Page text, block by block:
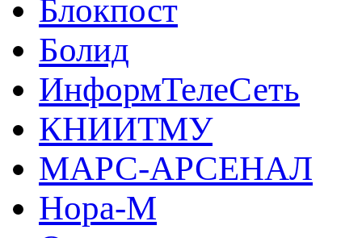
Блокпост
Болид
ИнформТелеСеть
КНИИТМУ
МАРС-АРСЕНАЛ
Нора-М